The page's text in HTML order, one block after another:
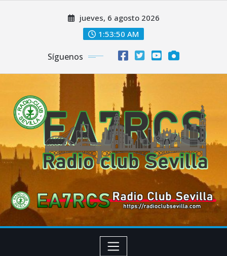
jueves, 6 agosto 2026
1:53:51 AM
Síguenos